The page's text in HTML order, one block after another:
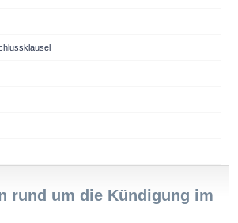
rund um die Kündigung im